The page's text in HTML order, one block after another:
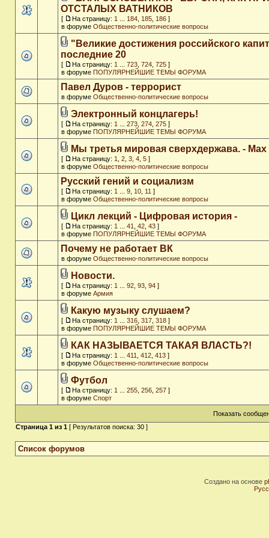
ОТСТАЛЫХ ВАТНИКОВ
[ На страницу: 1 184 185 186 ]
в форуме Общественно-политические вопросы
"Великие достижения российского
последние 20
[ На страницу: 1 723 724 725 ]
в форуме ПОПУЛЯРНЕЙШИЕ ТЕМЫ ФОРУМА
Павел Дуров - террорист
в форуме Общественно-политические вопросы
Электронный концлагерь!
[ На страницу: 1 273 274 275 ]
в форуме ПОПУЛЯРНЕЙШИЕ ТЕМЫ ФОРУМА
Мы третья мировая сверхдержава. - Max
[ На страницу: 1 2 3 4 5 ]
в форуме Общественно-политические вопросы
Русский гений и социализм
[ На страницу: 1 9 10 11 ]
в форуме Общественно-политические вопросы
Цикл лекций - Цифровая история -
[ На страницу: 1 41 42 43 ]
в форуме ПОПУЛЯРНЕЙШИЕ ТЕМЫ ФОРУМА
Почему не работает ВК
в форуме Общественно-политические вопросы
Новости.
[ На страницу: 1 92 93 94 ]
в форуме Армия
Какую музыку слушаем?
[ На страницу: 1 316 317 318 ]
в форуме ПОПУЛЯРНЕЙШИЕ ТЕМЫ ФОРУМА
КАК НАЗЫВАЕТСЯ ТАКАЯ ВЛАСТЬ?!
[ На страницу: 1 411 412 413 ]
в форуме Общественно-политические вопросы
Футбол
[ На страницу: 1 255 256 257 ]
в форуме Спорт
Показать
Страница 1 из 1 [ Результатов поиска: 30 ]
Список форумов
Создано на основе